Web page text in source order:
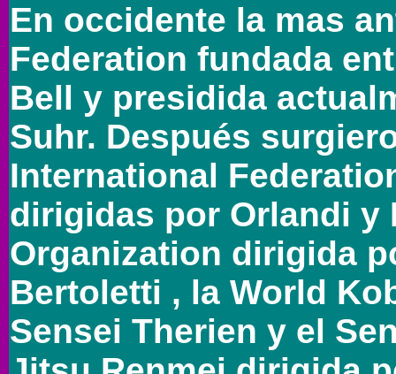
En occidente la mas
Federation fundada
Bell y presidida
Suhr. Después
International
dirigidas por Orlandi y
Organization dirigida
Bertoletti , la World
Sensei Therien y el